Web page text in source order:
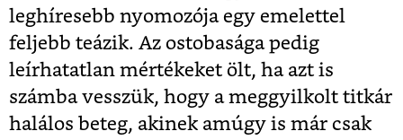
leghíresebb nyomozója egy emelettel
feljebb teázik. Az ostobasága pedig
leírhatatlan mértékeket ölt, ha azt is
számba vesszük, hogy a meggyilkolt titkár
halálos beteg, akinek amúgy is már csak